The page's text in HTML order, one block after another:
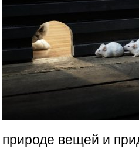
природе вещей и